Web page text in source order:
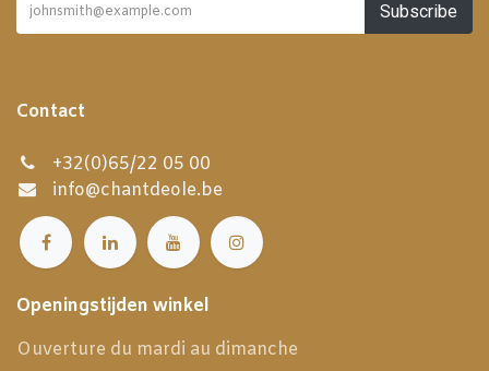
Subscribe
Contact
+32(0)65/22 05 00
info@chantdeole.be
Openingstijden winkel
Ouverture du mardi au dimanche